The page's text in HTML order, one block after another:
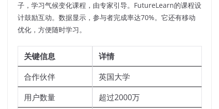
子，学习气候变化课程，由专家引导。FutureLearn的课程设
计鼓励互动。数据显示，参与者完成率达70%。它还有移动
优化，方便随时学习。
关键信息
详情
合作伙伴
英国大学
用户数量
超过2000万